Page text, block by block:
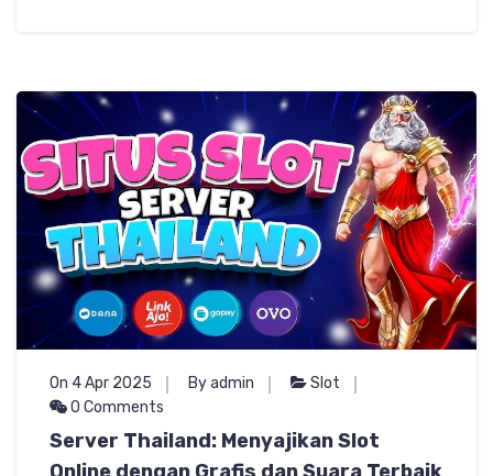
On 4 Apr 2025 By admin
Slot
0 Comments
Server Thailand: Menyajikan Slot